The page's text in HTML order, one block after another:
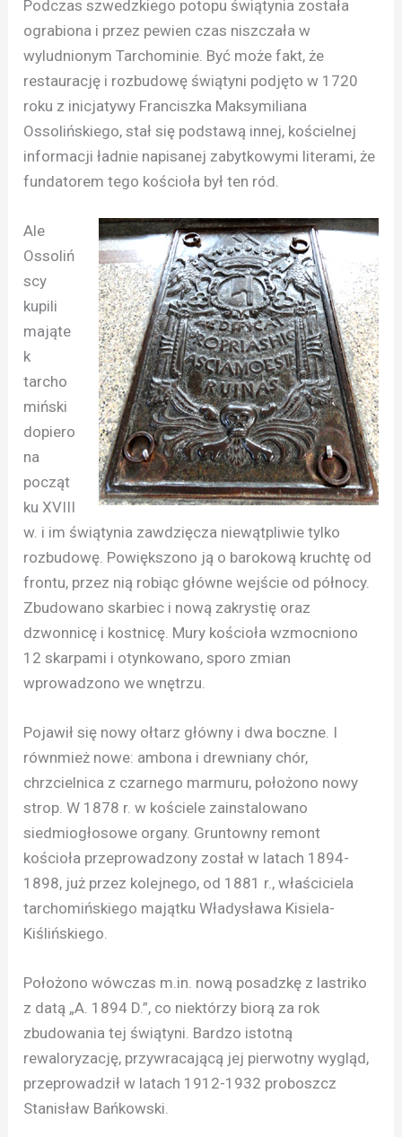
Podczas szwedzkiego potopu świątynia została
ograbiona i przez pewien czas niszczała w
wyludnionym Tarchominie. Być może fakt, że
restaurację i rozbudowę świątyni podjęto w 1720
roku z inicjatywy Franciszka Maksymiliana
Ossolińskiego, stał się podstawą innej, kościelnej
informacji ładnie napisanej zabytkowymi literami, że
fundatorem tego kościoła był ten ród.
Ale
Ossoliń
scy
kupili
mająte
k
tarcho
miński
dopiero
na
począt
ku XVIII
w. i im świątynia zawdzięcza niewątpliwie tylko
rozbudowę. Powiększono ją o barokową kruchtę od
frontu, przez nią robiąc główne wejście od północy.
Zbudowano skarbiec i nową zakrystię oraz
dzwonnicę i kostnicę. Mury kościoła wzmocniono
12 skarpami i otynkowano, sporo zmian
wprowadzono we wnętrzu.
Pojawił się nowy ołtarz główny i dwa boczne. I
równmież nowe: ambona i drewniany chór,
chrzcielnica z czarnego marmuru, położono nowy
strop. W 1878 r. w kościele zainstalowano
siedmiogłosowe organy. Gruntowny remont
kościoła przeprowadzony został w latach 1894-
1898, już przez kolejnego, od 1881 r., właściciela
tarchomińskiego majątku Władysława Kisiela-
Kiślińskiego.
Położono wówczas m.in. nową posadzkę z lastriko
z datą „A. 1894 D.”, co niektórzy biorą za rok
zbudowania tej świątyni. Bardzo istotną
rewaloryzację, przywracającą jej pierwotny wygląd,
przeprowadził w latach 1912-1932 proboszcz
Stanisław Bańkowski.